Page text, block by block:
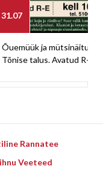
31.07
Õuemüük ja mütsinäitus
Tõnise talus. Avatud R-E
Rannatee
Veeteed